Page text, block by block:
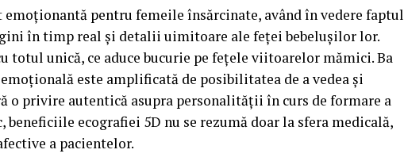
emoţionantă pentru femeile însărcinate, având în vedere faptul
în timp real şi detalii uimitoare ale feţei bebeluşilor lor.
totul unică, ce aduce bucurie pe feţele viitoarelor mămici. Ba
este amplificată de posibilitatea de a vedea şi
o privire autentică asupra personalităţii în curs de formare a
ecografiei 5D nu se rezumă doar la sfera medicală,
a pacientelor.